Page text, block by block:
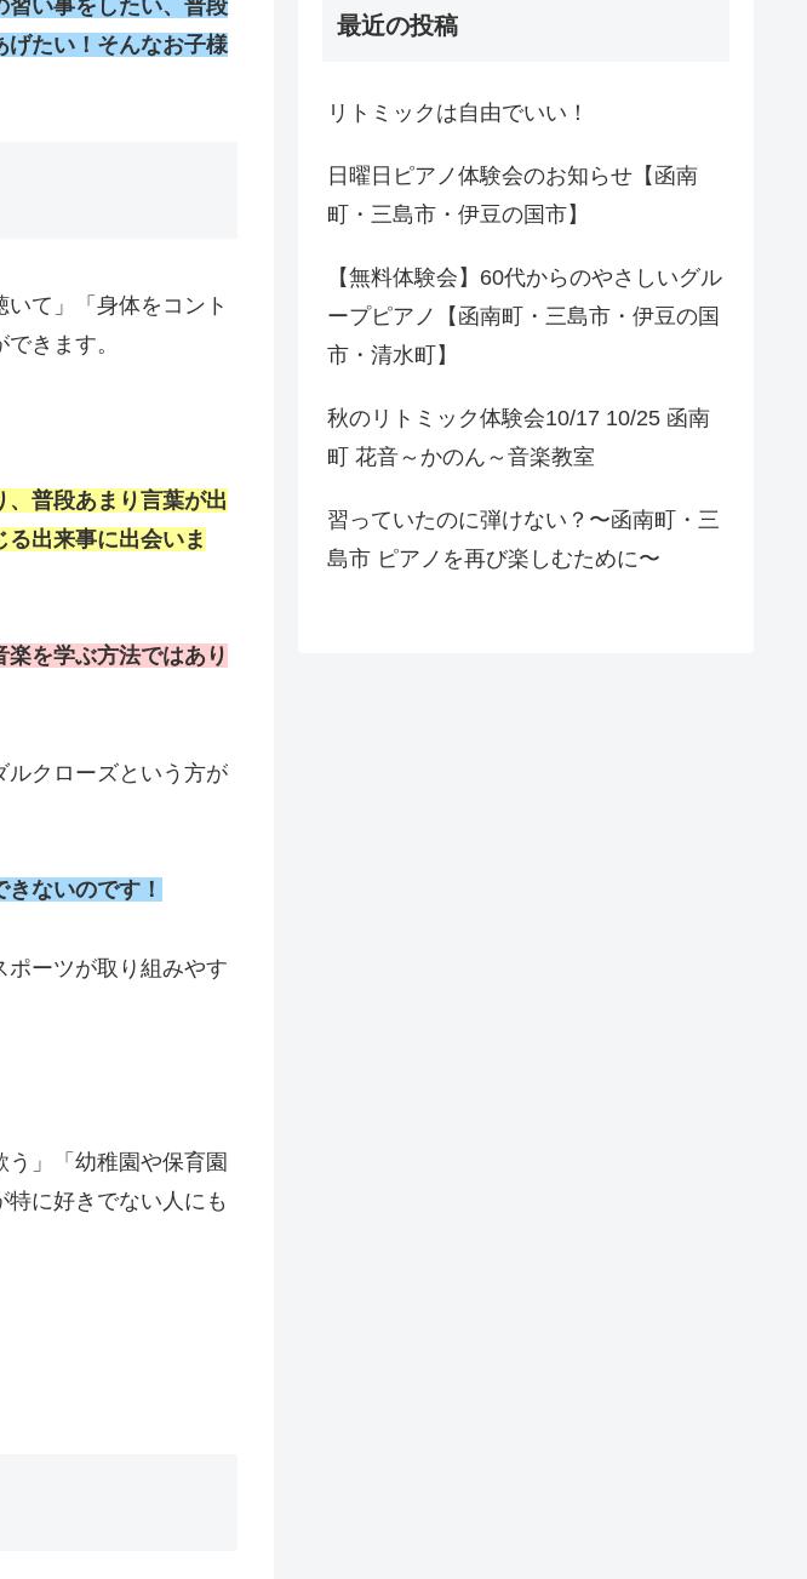
習い事をしたい、普段
げたい！そんなお子様
て」「身体をコント
きます。
普段あまり言葉が出
出来事に出会いま
を学ぶ方法ではあり
ルクローズという方が
ないのです！
ーツが取り組みやす
う」「幼稚園や保育園
に好きでない人にも
最近の投稿
リトミックは自由でいい！
日曜日ピアノ体験会のお知らせ【函南
町・三島市・伊豆の国市】
【無料体験会】60代からのやさしいグル
ープピアノ【函南町・三島市・伊豆の国
市・清水町】
秋のリトミック体験会10/17 10/25 函南
町 花音～かのん～音楽教室
習っていたのに弾けない？〜函南町・三
島市 ピアノを再び楽しむために〜